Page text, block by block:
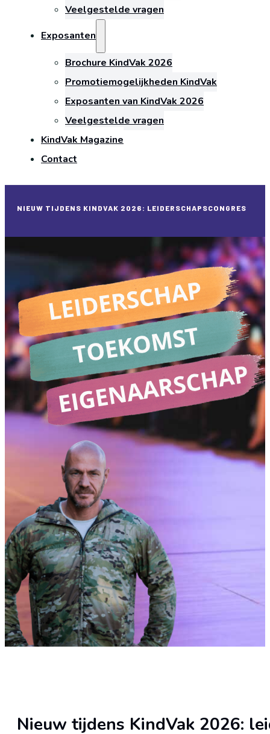
Veelgestelde vragen
Exposanten
Brochure KindVak 2026
Promotiemogelijkheden KindVak
Exposanten van KindVak 2026
Veelgestelde vragen
KindVak Magazine
Contact
NIEUW TIJDENS KINDVAK 2026: LEIDERSCHAPSCONGRES
Nieuw tijdens KindVak 2026: